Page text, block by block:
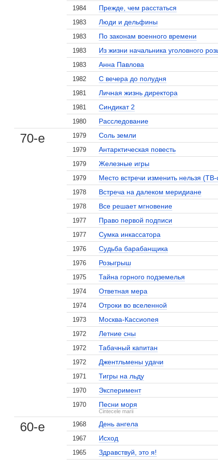
1984 Прежде, чем расстаться
1983 Люди и дельфины
1983 По законам военного времени
1983 Из жизни начальника уголовного
1983 Анна Павлова
1982 С вечера до полудня
1981 Личная жизнь директора
1981 Синдикат 2
1980 Расследование
70-е 1979 Соль земли
1979 Антарктическая повесть
1979 Железные игры
1979 Место встречи изменить нельзя
1978 Встреча на далеком меридиане
1978 Все решает мгновение
1977 Право первой подписи
1977 Сумка инкассатора
1976 Судьба барабанщика
1976 Розыгрыш
1975 Тайна горного подземелья
1974 Ответная мера
1974 Отроки во вселенной
1973 Москва-Кассиопея
1972 Летние сны
1972 Табачный капитан
1972 Джентльмены удачи
1971 Тигры на льду
1970 Эксперимент
1970 Песни моря
Cintecele marii
60-е 1968 День ангела
1967 Исход
1965 Здравствуй, это я!